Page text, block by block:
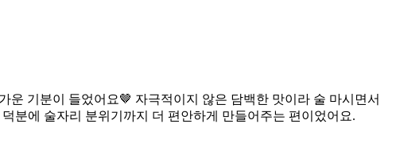
기분이 들었어요🤎 자극적이지 않은 담백한 맛이라 술 마시면서
분에 술자리 분위기까지 더 편안하게 만들어주는 편이었어요.